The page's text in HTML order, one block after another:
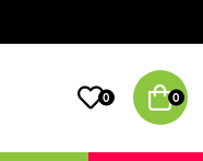
0 0